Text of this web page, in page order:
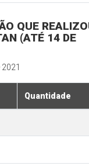
QUE
(ATÉ 14 DE
Quantidade